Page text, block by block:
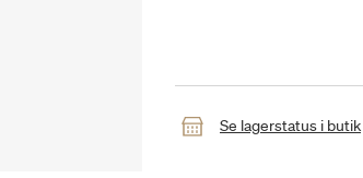
Se lagerstatus i butik